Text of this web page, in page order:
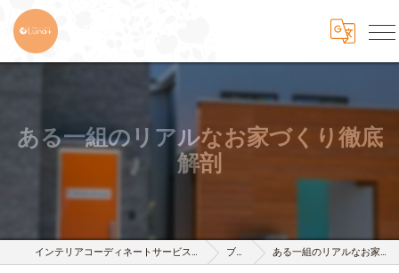
ある一組のリアルなお家づくり徹底
解剖
インテリアコーディネートサービスは株式会社 樹-itsuki- ブログ ある一組のリアルなお家づくり徹底解剖